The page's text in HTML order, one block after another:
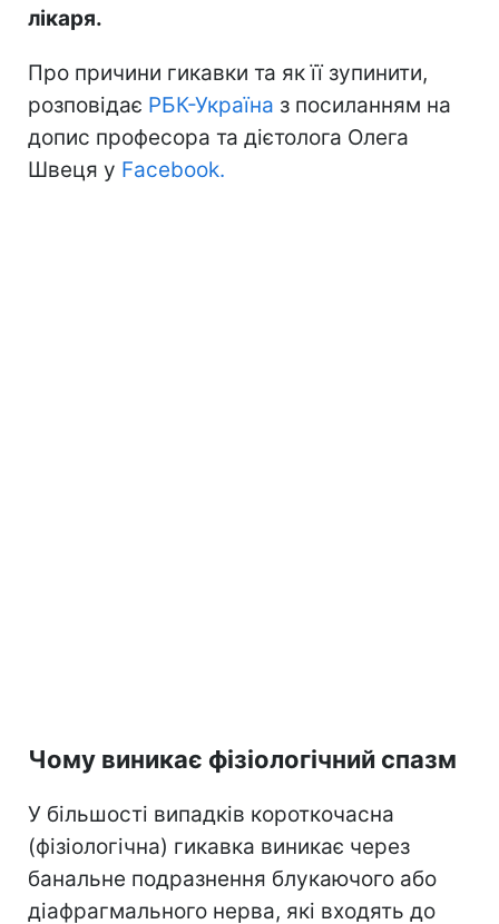
лікаря.
Про причини гикавки та як її зупинити,
розповідає РБК-Україна з посиланням на
допис професора та дієтолога Олега
Швеця у Facebook.
Чому виникає фізіологічний спазм
У більшості випадків короткочасна
(фізіологічна) гикавка виникає через
банальне подразнення блукаючого або
діафрагмального нерва, які входять до